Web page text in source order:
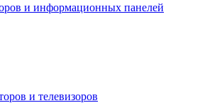
и информационных панелей
и телевизоров